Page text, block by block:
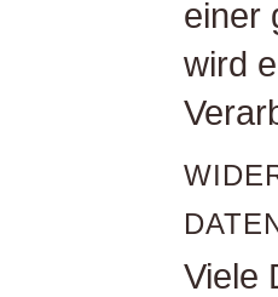
einer
wird
Viele